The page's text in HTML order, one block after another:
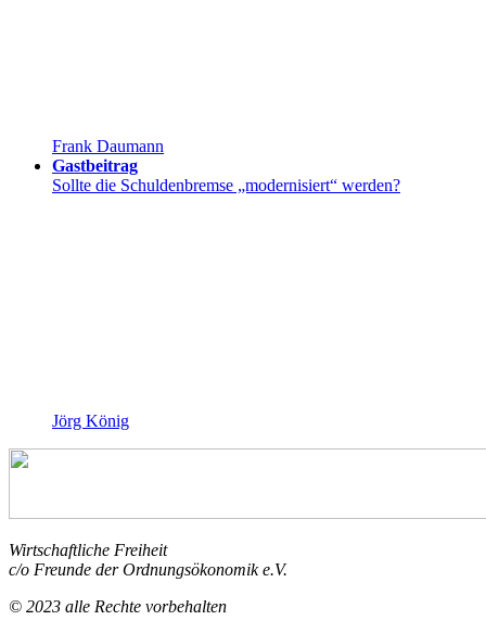
Frank Daumann
Gastbeitrag
Sollte die Schuldenbremse „modernisiert“ werden?
Jörg König
Wirtschaftliche Freiheit
c/o Freunde der Ordnungsökonomik e.V.
© 2023 alle Rechte vorbehalten